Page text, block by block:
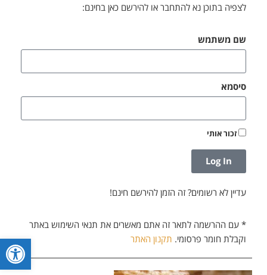
לצפיה בתוכן נא להתחבר או להירשם כאן בחינם:
שם משתמש
סיסמא
זכור אותי
Log In
עדיין לא רשומים? זה הזמן להירשם חינם!
* עם ההרשמה לתאר זה אתם מאשרים את תנאי השימוש באתר
וקבלת חומר פרסומי. תקנון האתר פתח